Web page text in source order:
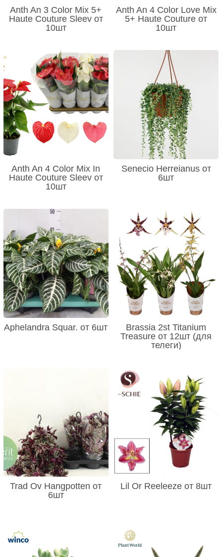
Anth An 3 Color Mix 5+
Haute Couture Sleev от
10шт
Anth An 4 Color Love Mix
5+ Haute Couture от
10шт
Anth An 4 Color Mix In
Haute Couture Sleev от
10шт
Senecio Herreianus от
6шт
Aphelandra Squar. от 6шт
Brassia 2st Titanium
Treasure от 12шт (для
телеги)
Trad Ov Hangpotten от
6шт
Lil Or Reeleeze от 8шт